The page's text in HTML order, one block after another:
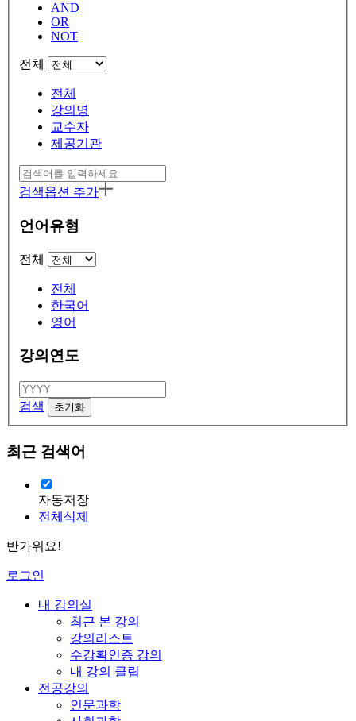
AND
OR
NOT
전체
전체
강의명
교수자
제공기관
검색옵션 추가
언어유형
전체
전체
한국어
영어
강의연도
검색
최근 검색어
자동저장
전체삭제
반가워요!
로그인
내 강의실
최근 본 강의
강의리스트
수강확인증 강의
내 강의 클립
전공강의
인문과학